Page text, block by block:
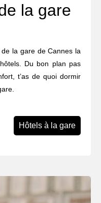
la gare
la gare de Cannes la
Du bon plan pas
t’as de quoi dormir
Hôtels à la gare